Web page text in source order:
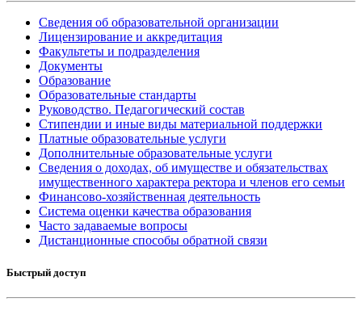
Сведения об образовательной организации
Лицензирование и аккредитация
Факультеты и подразделения
Документы
Образование
Образовательные стандарты
Руководство. Педагогический состав
Стипендии и иные виды материальной поддержки
Платные образовательные услуги
Дополнительные образовательные услуги
Сведения о доходах, об имуществе и обязательствах
имущественного характера ректора и членов его семьи
Финансово-хозяйственная деятельность
Система оценки качества образования
Часто задаваемые вопросы
Дистанционные способы обратной связи
Быстрый доступ